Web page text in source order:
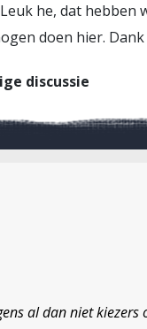
he, dat hebben
doen hier. Dank
discussie
al dan niet kiezers